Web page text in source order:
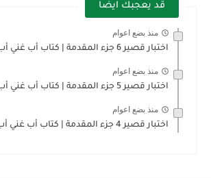
قد يعجبك ايضا
منذ بضع اعوام
اختبار قصير 6 جزء المقدمة | كتاب أب غني أب...
منذ بضع اعوام
اختبار قصير 5 جزء المقدمة | كتاب أب غني أب...
منذ بضع اعوام
اختبار قصير 4 جزء المقدمة | كتاب أب غني أب...